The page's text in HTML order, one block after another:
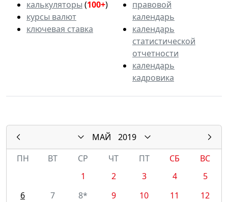
калькуляторы (100+)
курсы валют
ключевая ставка
правовой
календарь
календарь
статистической
отчетности
календарь
кадровика
МАЙ
2019
ПН
ВТ СР ЧТ ПТ СБ
ВС
1
2 3 4
5
6
7 8* 9 10 11
12